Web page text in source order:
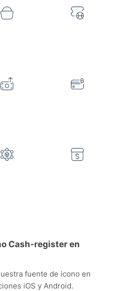
Cash-register en
fuente de icono en
iOS y Android.